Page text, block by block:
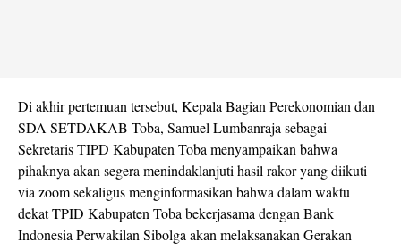
Di akhir pertemuan tersebut, Kepala Bagian Perekonomian dan
SDA SETDAKAB Toba, Samuel Lumbanraja sebagai
Sekretaris TIPD Kabupaten Toba menyampaikan bahwa
pihaknya akan segera menindaklanjuti hasil rakor yang diikuti
via zoom sekaligus menginformasikan bahwa dalam waktu
dekat TPID Kabupaten Toba bekerjasama dengan Bank
Indonesia Perwakilan Sibolga akan melaksanakan Gerakan